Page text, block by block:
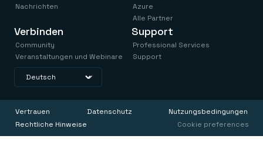
Nachrichten
Verbinden
Community
Veranstaltungen und Webinare
Azure
Alle Partner
Support
Professional Services
Support
Vertrauen Datenschutz
Nutzungsbedingungen
Rechtliche Hinweise
Cookie preferences